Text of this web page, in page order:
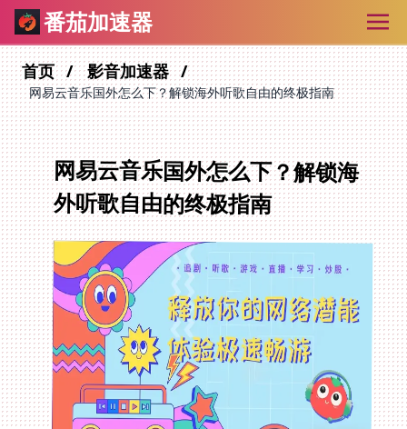
番茄加速器
首页 影音加速器
网易云音乐国外怎么下？解锁海外听歌自由的终极指南
网易云音乐国外怎么下？解锁海
外听歌自由的终极指南